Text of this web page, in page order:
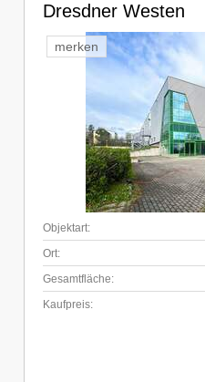
Dresdner Westen
merken
Objektart:
Ort:
Gesamtfläche:
Kaufpreis: